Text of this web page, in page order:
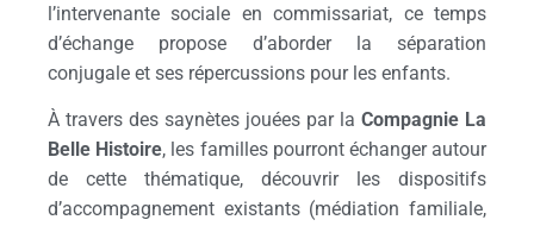
l’intervenante sociale en commissariat, ce temps
d’échange propose d’aborder la séparation
conjugale et ses répercussions pour les enfants.
À travers des saynètes jouées par la Compagnie La
Belle Histoire, les familles pourront échanger autour
de cette thématique, découvrir les dispositifs
d’accompagnement existants (médiation familiale,